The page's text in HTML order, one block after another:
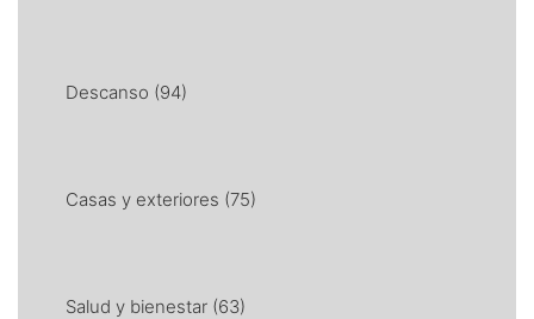
Descanso (94)
Casas y exteriores (75)
Salud y bienestar (63)